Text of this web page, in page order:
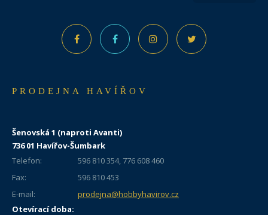
PRODEJNA HAVÍŘOV
Šenovská 1 (naproti Avanti)
736 01 Havířov-Šumbark
Telefon:
596 810 354, 776 608 460
Fax:
596 810 453
E-mail:
prodejna@hobbyhavirov.cz
Otevírací doba: